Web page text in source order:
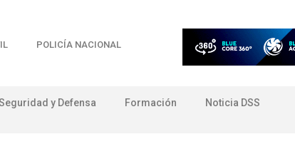
POLICÍA NACIONAL
y Defensa Formación Noticia DSS